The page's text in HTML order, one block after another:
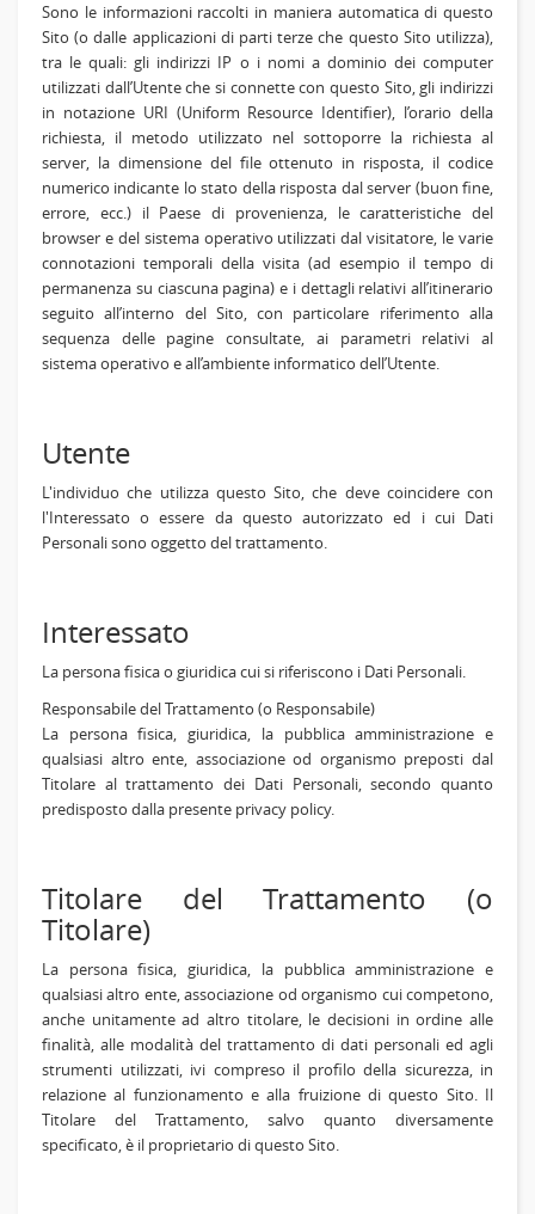
Sono le informazioni raccolti in maniera automatica di questo
Sito (o dalle applicazioni di parti terze che questo Sito utilizza),
tra le quali: gli indirizzi IP o i nomi a dominio dei computer
utilizzati dall’Utente che si connette con questo Sito, gli indirizzi
in notazione URI (Uniform Resource Identifier), l’orario della
richiesta, il metodo utilizzato nel sottoporre la richiesta al
server, la dimensione del file ottenuto in risposta, il codice
numerico indicante lo stato della risposta dal server (buon fine,
errore, ecc.) il Paese di provenienza, le caratteristiche del
browser e del sistema operativo utilizzati dal visitatore, le varie
connotazioni temporali della visita (ad esempio il tempo di
permanenza su ciascuna pagina) e i dettagli relativi all’itinerario
seguito all’interno del Sito, con particolare riferimento alla
sequenza delle pagine consultate, ai parametri relativi al
sistema operativo e all’ambiente informatico dell’Utente.
Utente
L'individuo che utilizza questo Sito, che deve coincidere con
l'Interessato o essere da questo autorizzato ed i cui Dati
Personali sono oggetto del trattamento.
Interessato
La persona fisica o giuridica cui si riferiscono i Dati Personali.
Responsabile del Trattamento (o Responsabile)
La persona fisica, giuridica, la pubblica amministrazione e
qualsiasi altro ente, associazione od organismo preposti dal
Titolare al trattamento dei Dati Personali, secondo quanto
predisposto dalla presente privacy policy.
Titolare del Trattamento (o
Titolare)
La persona fisica, giuridica, la pubblica amministrazione e
qualsiasi altro ente, associazione od organismo cui competono,
anche unitamente ad altro titolare, le decisioni in ordine alle
finalità, alle modalità del trattamento di dati personali ed agli
strumenti utilizzati, ivi compreso il profilo della sicurezza, in
relazione al funzionamento e alla fruizione di questo Sito. Il
Titolare del Trattamento, salvo quanto diversamente
specificato, è il proprietario di questo Sito.